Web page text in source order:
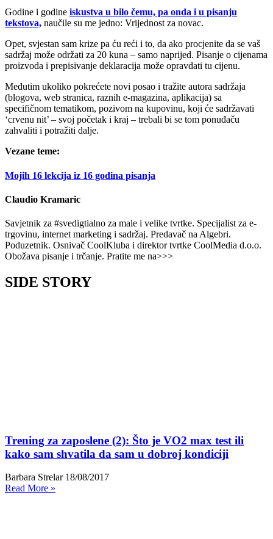
Godine i godine iskustva u bilo čemu, pa onda i u pisanju
tekstova, naučile su me jedno: Vrijednost za novac.
Opet, svjestan sam krize pa ću reći i to, da ako procjenite da se vaš
sadržaj može održati za 20 kuna – samo naprijed. Pisanje o cijenama
proizvoda i prepisivanje deklaracija može opravdati tu cijenu.
Međutim ukoliko pokrećete novi posao i tražite autora sadržaja
(blogova, web stranica, raznih e-magazina, aplikacija) sa
specifičnom tematikom, pozivom na kupovinu, koji će sadržavati
‘crvenu nit’ – svoj početak i kraj – trebali bi se tom ponuđaču
zahvaliti i potražiti dalje.
Vezane teme:
Mojih 16 lekcija iz 16 godina pisanja
Claudio Kramaric
Savjetnik za #svedigtialno za male i velike tvrtke. Specijalist za e-
trgovinu, internet marketing i sadržaj. Predavač na Algebri.
Poduzetnik. Osnivač CoolKluba i direktor tvrtke CoolMedia d.o.o.
Obožava pisanje i trčanje. Pratite me na>>>
SIDE STORY
Trening za zaposlene (2): Što je VO2 max test ili
kako sam shvatila da sam u dobroj kondiciji
Barbara Strelar 18/08/2017
Read More »